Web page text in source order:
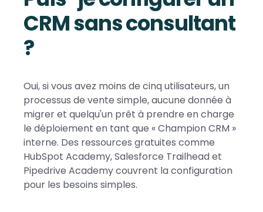
CRM sans consultant
?
Oui, si vous avez moins de cinq utilisateurs, un
processus de vente simple, aucune donnée à
migrer et quelqu'un prêt à prendre en charge
le déploiement en tant que « Champion CRM »
interne. Des ressources gratuites comme
HubSpot Academy, Salesforce Trailhead et
Pipedrive Academy couvrent la configuration
pour les besoins simples.